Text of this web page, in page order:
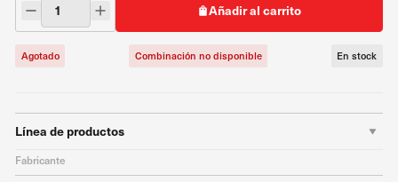
Añadir al carrito
Agotado Combinación no disponible En stock
Línea de productos
Fabricante